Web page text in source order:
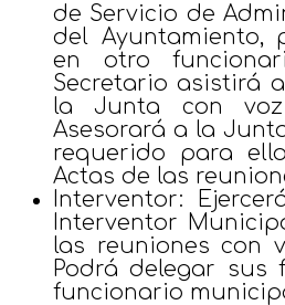
de Servicio de
del Ayuntamiento,
en otro
Secretario asistirá
la Junta con
Asesorará a la
requerido para
Actas de las
Interventor:
Interventor
las reuniones con
Podrá delegar sus
funcionario